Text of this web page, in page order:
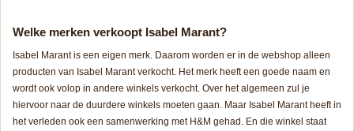
Welke merken verkoopt Isabel Marant?
Isabel Marant is een eigen merk. Daarom worden er in de webshop alleen
producten van Isabel Marant verkocht. Het merk heeft een goede naam en
wordt ook volop in andere winkels verkocht. Over het algemeen zul je
hiervoor naar de duurdere winkels moeten gaan. Maar Isabel Marant heeft in
het verleden ook een samenwerking met H&M gehad. En die winkel staat